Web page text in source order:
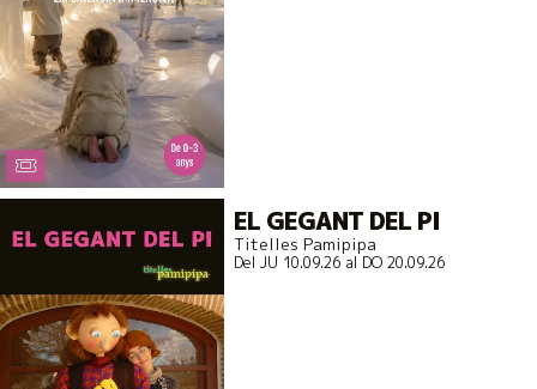
EL GEGANT DEL PI
Titelles Pamipipa
Del JU 10.09.26al DO 20.09.26